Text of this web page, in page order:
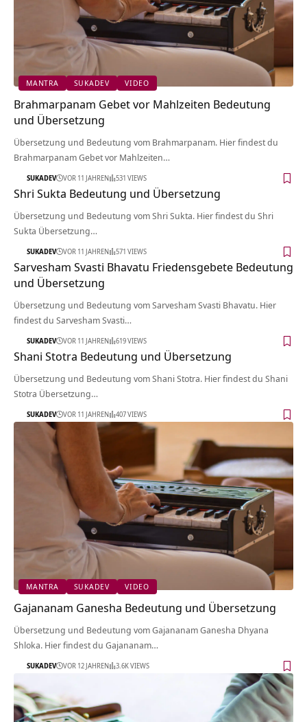
MANTRA SUKADEV VIDEO
Brahmarpanam Gebet vor Mahlzeiten Bedeutung
und Übersetzung
Übersetzung und Bedeutung vom Brahmarpanam. Hier findest du
Brahmarpanam Gebet vor Mahlzeiten…
SUKADEV VOR 11 JAHREN 531 VIEWS
Shri Sukta Bedeutung und Übersetzung
Übersetzung und Bedeutung vom Shri Sukta. Hier findest du Shri
Sukta Übersetzung…
SUKADEV VOR 11 JAHREN 571 VIEWS
Sarvesham Svasti Bhavatu Friedensgebete Bedeutung
und Übersetzung
Übersetzung und Bedeutung vom Sarvesham Svasti Bhavatu. Hier
findest du Sarvesham Svasti…
SUKADEV VOR 11 JAHREN 619 VIEWS
Shani Stotra Bedeutung und Übersetzung
Übersetzung und Bedeutung vom Shani Stotra. Hier findest du Shani
Stotra Übersetzung…
SUKADEV VOR 11 JAHREN 407 VIEWS
MANTRA SUKADEV VIDEO
Gajananam Ganesha Bedeutung und Übersetzung
Übersetzung und Bedeutung vom Gajananam Ganesha Dhyana
Shloka. Hier findest du Gajananam…
SUKADEV VOR 12 JAHREN 3.6K VIEWS